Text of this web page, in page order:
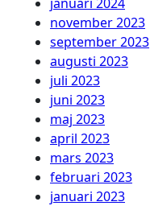
november 2023
september 2023
augusti 2023
juli 2023
juni 2023
maj 2023
april 2023
mars 2023
februari 2023
januari 2023